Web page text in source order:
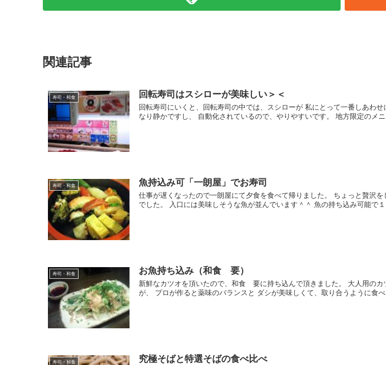
関連記事
寿司・和食 回転寿司はスシローが美味しい＞＜
回転寿司にいくと、回転寿司の中では、スシローが 私にとって一番しあわ
なり静かですし、 自動化されているので、やりやすいです。 地方限定のメ
寿司・和食 魚持込み可「一朗屋」でお寿司
仕事が遅くなったので一朗屋にて夕食を食べて帰りました。 ちょっと贅沢
でした。 入口には美味しそうな魚が並んでいます＾＾ 魚の持ち込み可能で１
寿司・和食 お魚持ち込み（和食 要）
新鮮なカツオを頂いたので、和食 要に持ち込んで頂きました。 大人用の
が、 プロが作ると薬味のバランスと ダシが美味しくて、取り合うように食べ
寿司・和食 究極そばと特選そばの食べ比べ